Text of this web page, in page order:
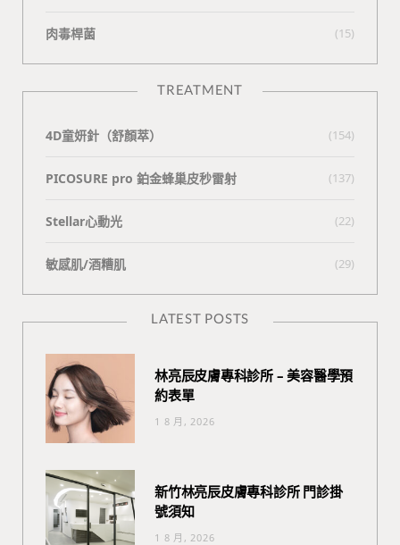
肉毒桿菌 (15)
TREATMENT
4D童妍針（舒顏萃） (154)
PICOSURE pro 鉑金蜂巢皮秒雷射 (137)
Stellar心動光 (22)
敏感肌/酒糟肌 (29)
LATEST POSTS
林亮辰皮膚專科診所 – 美容醫學預
約表單
1 8 月, 2026
新竹林亮辰皮膚專科診所 門診掛
號須知
1 8 月, 2026